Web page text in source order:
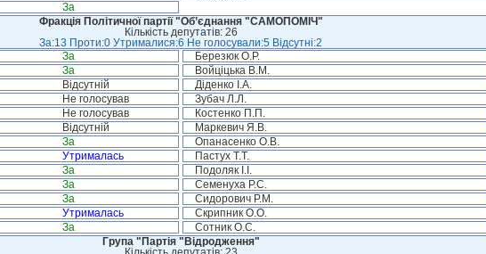
За
Фракція Політичної партії "Об’єднання "САМОПОМІЧ"
Кількість депутатів: 26
За:13 Проти:0 Утрималися:6 Не голосували:5 Відсутні:2
За Березюк О.Р.
За Войціцька В.М.
Відсутній Діденко І.А.
Не голосував Зубач Л.Л.
Не голосував Костенко П.П.
Відсутній Маркевич Я.В.
За Опанасенко О.В.
Утрималась Пастух Т.Т.
За Подоляк І.І.
За Семенуха Р.С.
За Сидорович Р.М.
Утрималась Скрипник О.О.
За Сотник О.С.
Група "Партія "Відродження"